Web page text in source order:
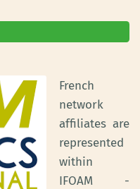
French
network
affiliates are
represented
within
IFOAM -